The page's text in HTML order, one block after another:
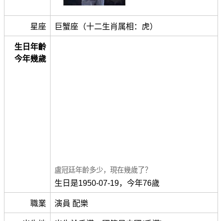
星座 巨蟹座（十二生肖属相：虎）
生日年齡
今年幾歲
盧冠廷年齡多少，現在幾歲了？
生日是1950-07-19，今年76歲
職業 演員 配樂